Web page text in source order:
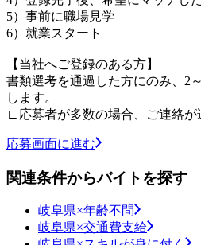
5）事前に職場見学
6）就業スタート
【当社へご登録のある方】
書類選考を通過した方にのみ、2
します。
∟応募者が多数の場合、ご連絡が
応募画面に進む
関連条件からバイトを探す
岐阜県×年齢不問
岐阜県×交通費支給